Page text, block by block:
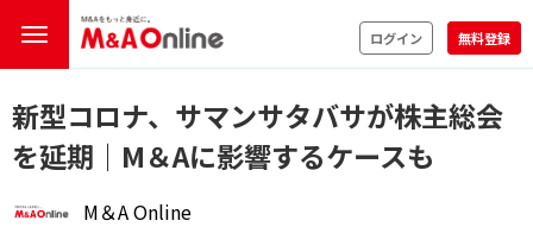
ログイン 無料登録
新型コロナ、サマンサタバサが株主総会
を延期｜M＆Aに影響するケースも
M＆A Online